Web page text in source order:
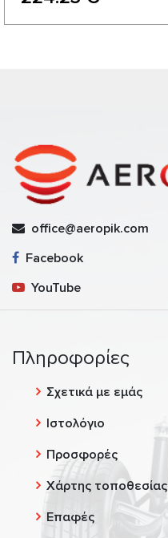
office@aeropik.com
Facebook
YouTube
Πληροφορίες
Σχετικά με εμάς
Ιστολόγιο
Προσφορές
Χάρτης τοποθεσίας
Επαφές